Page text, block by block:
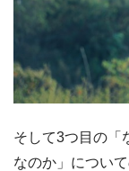
そして3つ目の「
なのか」につい